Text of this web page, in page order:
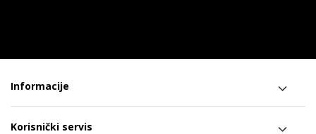
Informacije
Korisnički servis